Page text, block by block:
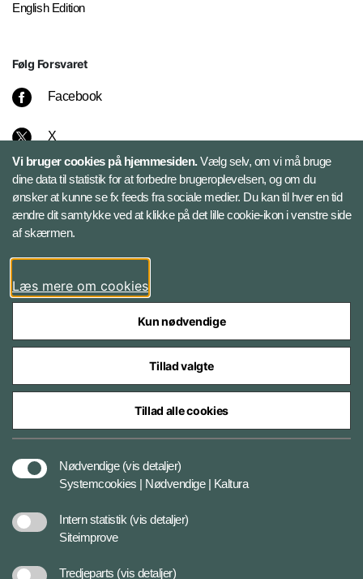
English Edition
Følg Forsvaret
Facebook
X
Instagram
Bluesky
LinkedIn
Styrelser og myndigheder under Forsvarsministeriet
Vi bruger cookies på hjemmesiden.Vælg selv, om vi må bruge
dine data til statistik for at forbedre brugeroplevelsen, og om du
ønsker at kunne se fx feeds fra sociale medier. Du kan til hver en tid
ændre dit samtykke ved at klikke på det lille cookie-ikon i venstre side
af skærmen.
Læs mere om cookies
Kun nødvendige
Tillad valgte
Tillad alle cookies
Nødvendige (vis detaljer)
Systemcookies | Nødvendige | Kaltura
Intern statistik (vis detaljer)
Siteimprove
Tredjeparts (vis detaljer)